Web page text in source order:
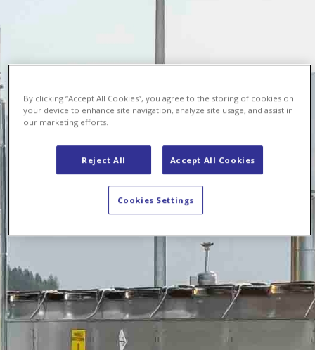
By clicking “Accept All Cookies”, you agree to the storing of cookies on
your device to enhance site navigation, analyze site usage, and assist in
our marketing efforts.
Reject All Accept All Cookies
Cookies Settings